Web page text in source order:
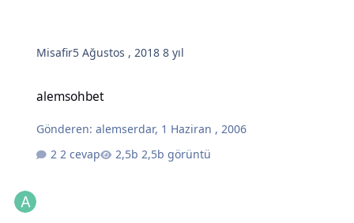
Misafir5 Ağustos , 20188 yıl
alemsohbet
Gönderen:alemserdar, 1 Haziran , 2006
2 cevap
2,5b görüntü